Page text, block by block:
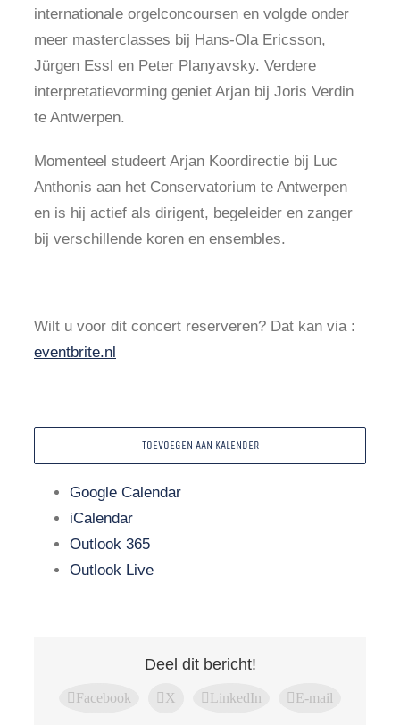
internationale orgelconcoursen en volgde onder
meer masterclasses bij Hans-Ola Ericsson,
Jürgen Essl en Peter Planyavsky. Verdere
interpretatievorming geniet Arjan bij Joris Verdin
te Antwerpen.
Momenteel studeert Arjan Koordirectie bij Luc
Anthonis aan het Conservatorium te Antwerpen
en is hij actief als dirigent, begeleider en zanger
bij verschillende koren en ensembles.
Wilt u voor dit concert reserveren? Dat kan via :
eventbrite.nl
TOEVOEGEN AAN KALENDER
Google Calendar
iCalendar
Outlook 365
Outlook Live
Deel dit bericht!
Facebook X LinkedIn E-mail